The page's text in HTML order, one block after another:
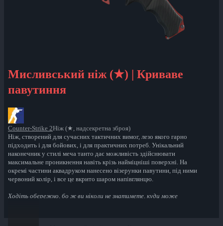
Мисливський ніж (★) | Криваве
павутиння
Counter-Strike 2Ніж (★, надсекретна зброя)
Ніж, створений для сучасних тактичних вимог, лезо якого гарно
підходить і для бойових, і для практичних потреб. Унікальний
наконечник у стилі меча танто дає можливість здійснювати
максимальне проникнення навіть крізь найміцніші поверхні. На
окремі частини аквадруком нанесено візерунки павутини, під ними
червоний колір, і все це вкрито шаром напівглянцю.
Ходіть обережно, бо ж ви ніколи не знатимете, куди може